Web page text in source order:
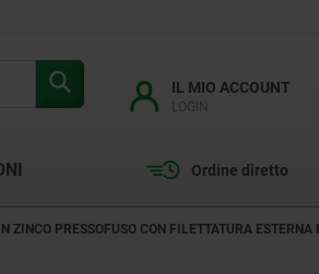
IL MIO ACCOUNT
Ordine diretto
ZINCO PRESSOFUSO CON FILETTATURA